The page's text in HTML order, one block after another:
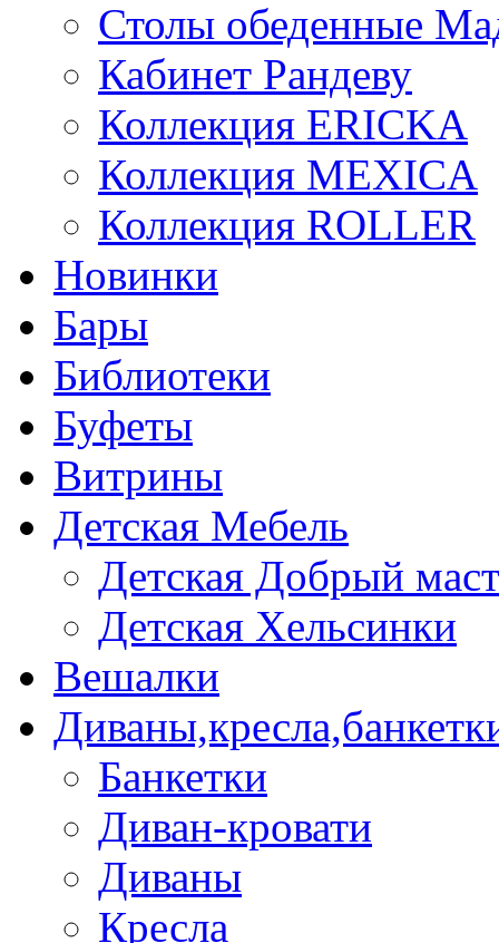
Столы обеденные
Кабинет Рандеву
Коллекция ERICKA
Коллекция MEXICA
Коллекция ROLLER
Новинки
Бары
Библиотеки
Буфеты
Витрины
Детская Мебель
Детская Добрый
Детская Хельсинки
Вешалки
Банкетки
Диван-кровати
Диваны
Кресла